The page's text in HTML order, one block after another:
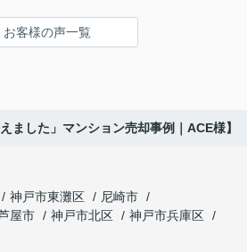
除の時間も短くなり、夫婦で外出や
間が増えました。
しを前向きに考えられるようにな
売方法をご提案いただきました。
長期保有したい物件です。」
ビルを大切に運営してくださること
どもが高校進学を意識する年齢にな
エステートさんへ相談すると、
西宮北口」の査定だけでなく、新居
ングや資金計画についても丁寧に説
ました。
お客様の声一覧
ました」マンション売却事例｜ACE様】
神戸市東灘区
尼崎市
屋市 神戸市北区
神戸市兵庫区